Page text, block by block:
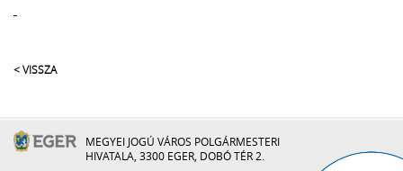
< VISSZA
MEGYEI JOGÚ VÁROS POLGÁRMESTERI
HIVATALA, 3300 EGER, DOBÓ TÉR 2.